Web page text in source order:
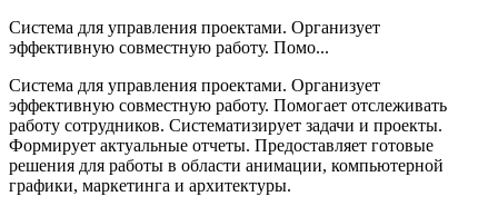
Система для управления проектами. Организует
эффективную совместную работу. Помо...
Система для управления проектами. Организует
эффективную совместную работу. Помогает отслеживать
работу сотрудников. Систематизирует задачи и проекты.
Формирует актуальные отчеты. Предоставляет готовые
решения для работы в области анимации, компьютерной
графики, маркетинга и архитектуры.